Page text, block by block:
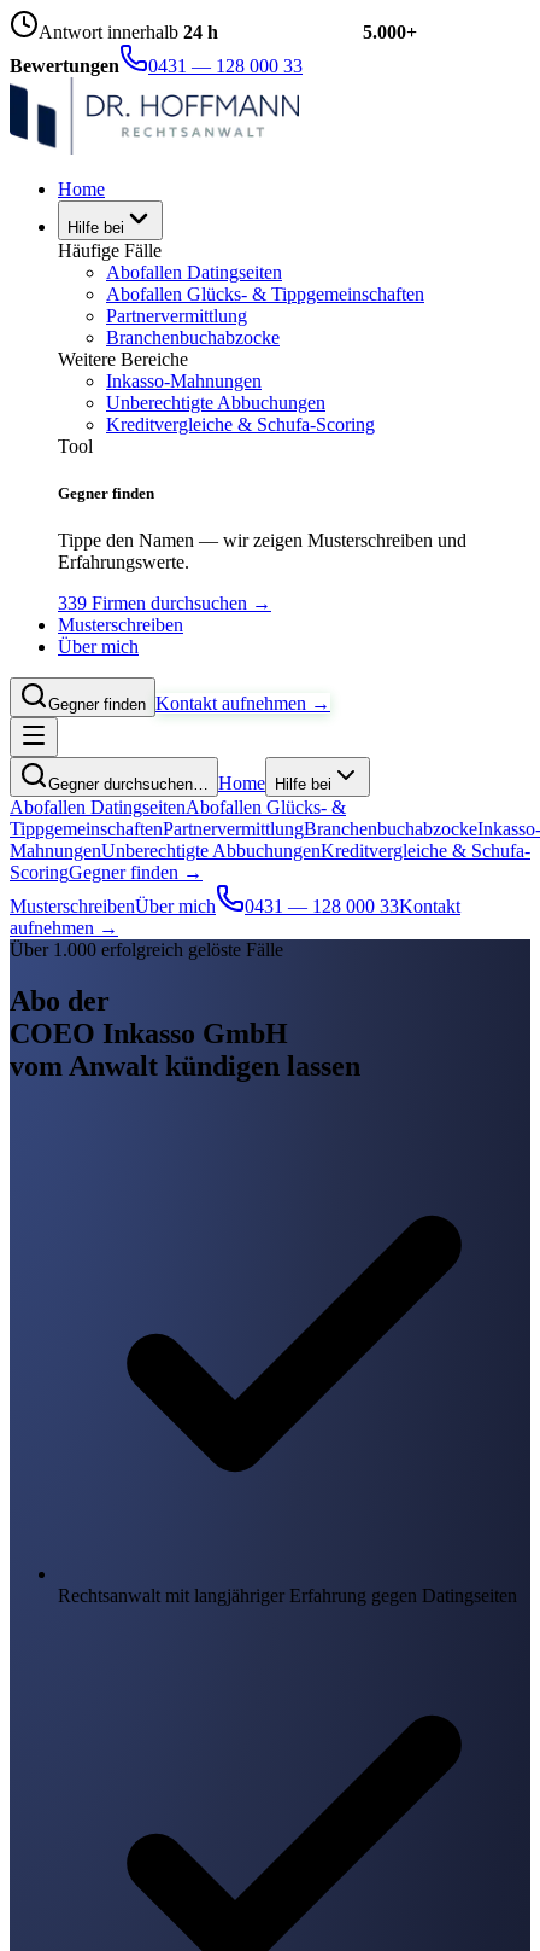
Antwort innerhalb 24 h
5.000+
Bewertungen
0431 — 128 000 33
Home
Hilfe bei
Häufige Fälle
Abofallen Datingseiten
Abofallen Glücks- & Tippgemeinschaften
Partnervermittlung
Branchenbuchabzocke
Weitere Bereiche
Inkasso-Mahnungen
Unberechtigte Abbuchungen
Kreditvergleiche & Schufa-Scoring
Tool
Gegner finden
Tippe den Namen — wir zeigen Musterschreiben und
Erfahrungswerte.
339 Firmen durchsuchen →
Musterschreiben
Über mich
Gegner finden Kontakt aufnehmen →
Gegner durchsuchen… Home Hilfe bei
Abofallen DatingseitenAbofallen Glücks- &
TippgemeinschaftenPartnervermittlungBranchenbuchabzockeInkasso-
MahnungenUnberechtigte AbbuchungenKreditvergleiche & Schufa-
ScoringGegner finden →
MusterschreibenÜber mich 0431 — 128 000 33Kontakt
aufnehmen →
Über 1.000 erfolgreich gelöste Fälle
Abo der
COEO Inkasso GmbH
vom Anwalt kündigen lassen
Rechtsanwalt mit langjähriger Erfahrung gegen Datingseiten